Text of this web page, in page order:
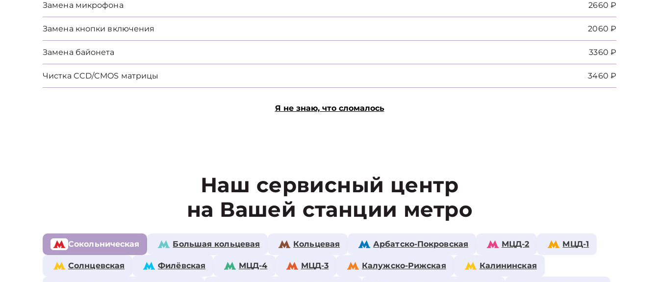
Замена микрофона 2660 ₽
Замена кнопки включения 2060 ₽
Замена байонета 3360 ₽
Чистка CCD/CMOS матрицы 3460 ₽
Я не знаю, что сломалось
Наш сервисный центр
на Вашей станции метро
Сокольническая Большая кольцевая Кольцевая Арбатско-Покровская МЦД-2 МЦД-1
Солнцевская Филёвская МЦД-4 МЦД-3 Калужско-Рижская Калининская